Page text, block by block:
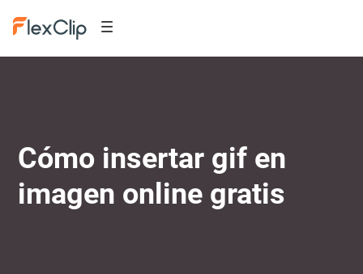
Cómo insertar gif en
imagen online gratis